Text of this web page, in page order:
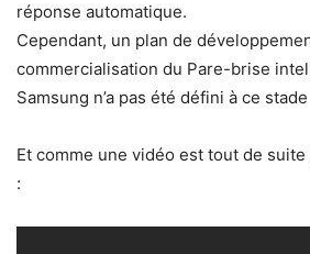
réponse automatique.
Cependant, un plan de
commercialisation du Pare-brise
Samsung n’a pas été défini à ce stade
Et comme une vidéo est tout de
: